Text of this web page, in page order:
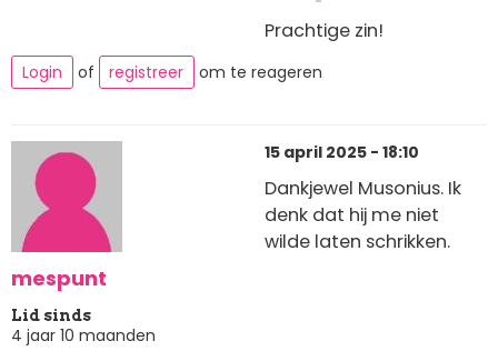
Prachtige zin!
Login of registreer om te reageren
mespunt
Lid sinds
4 jaar 10 maanden
15 april 2025 - 18:10
Dankjewel Musonius. Ik
denk dat hij me niet
wilde laten schrikken.